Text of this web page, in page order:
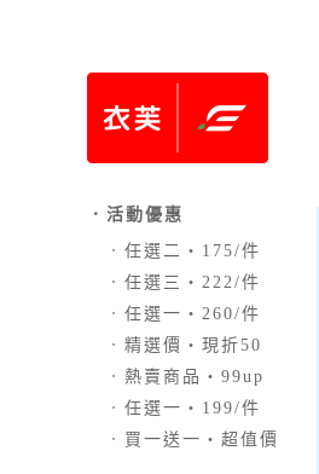
．活動優惠
． 任選二‧175/件
． 任選三‧222/件
． 任選一‧260/件
． 精選價‧現折50
． 熱賣商品‧99up
． 任選一‧199/件
． 買一送一‧超值價